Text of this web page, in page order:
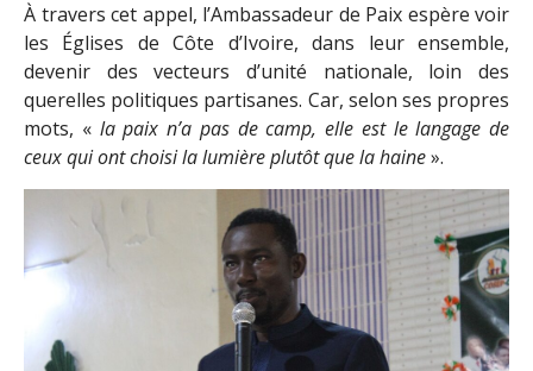
À travers cet appel, l’Ambassadeur de Paix espère voir
les Églises de Côte d’Ivoire, dans leur ensemble,
devenir des vecteurs d’unité nationale, loin des
querelles politiques partisanes. Car, selon ses propres
mots, « la paix n’a pas de camp, elle est le langage de
ceux qui ont choisi la lumière plutôt que la haine».